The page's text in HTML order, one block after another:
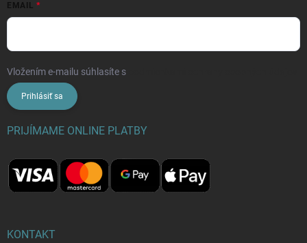
EMAIL
Vložením e-mailu súhlasíte s
Prihlásiť sa
PRIJÍMAME ONLINE PLATBY
KONTAKT